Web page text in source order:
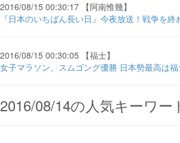
2016/08/15 00:30:17 【阿南惟幾】
『日本のいちばん長い日』今夜放送！戦争を
2016/08/15 00:30:05 【福士】
女子マラソン、スムゴング優勝 日本勢最高は
2016/08/14の人気キーワー